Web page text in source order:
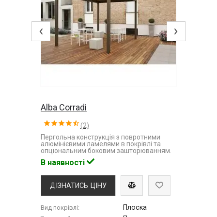
‹ ›
Alba Corradi
(2)
Пергольна конструкція з повротними
алюмінієвими ламелями в покрівлі та
опціональним боковим зашторюванням.
В наявності
ДІЗНАТИСЬ ЦІНУ
Вид покрівлі: Плоска